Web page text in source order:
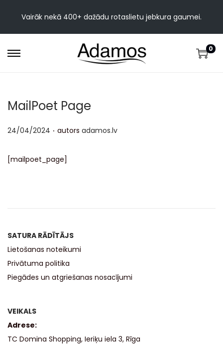
Vairāk nekā 400+ dažādu rotaslietu jebkura gaumei.
0
MailPoet Page
Publicēts
24/04/2024 . autors adamos.lv
[mailpoet_page]
SATURA RĀDĪTĀJS
Lietošanas noteikumi
Privātuma politika
Piegādes un atgriešanas nosacījumi
VEIKALS
Adrese:
TC Domina Shopping, Ieriķu iela 3, Rīga